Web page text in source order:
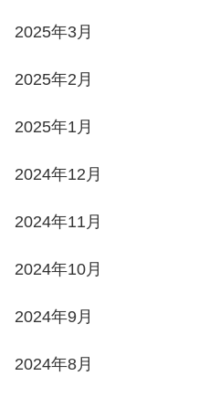
2025年3月
2025年2月
2025年1月
2024年12月
2024年11月
2024年10月
2024年9月
2024年8月